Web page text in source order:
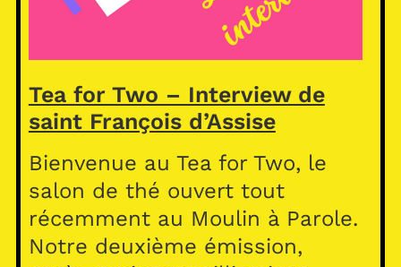
Tea for Two – Interview de
saint François d’Assise
Bienvenue au Tea for Two, le
salon de thé ouvert tout
récemment au Moulin à Parole.
Notre deuxième émission,